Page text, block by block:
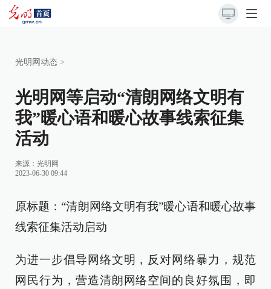
光明网动态 >
光明网等启动“清朗网络文明有
我”暖心语和暖心故事线索征集
活动
来源： 光明网
2023-06-30 09:44
原标题：“清朗网络文明有我”暖心语和暖心故事
线索征集活动启动
为进一步倡导网络文明，反对网络暴力，规范
网民行为，营造清朗网络空间的良好氛围，即